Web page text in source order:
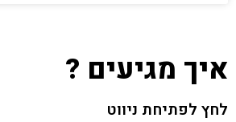
איך מגיעים ?
לחץ לפתיחת ניווט